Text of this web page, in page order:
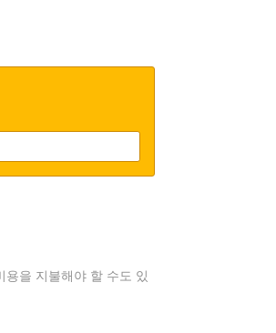
을 지불해야 할 수도 있